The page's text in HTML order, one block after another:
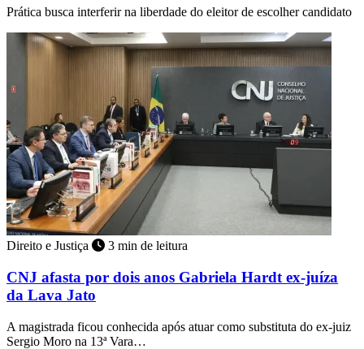
Prática busca interferir na liberdade do eleitor de escolher candidato
Direito e Justiça 3 min de leitura
CNJ afasta por dois anos Gabriela Hardt ex-juíza
da Lava Jato
A magistrada ficou conhecida após atuar como substituta do ex-juiz
Sergio Moro na 13ª Vara…